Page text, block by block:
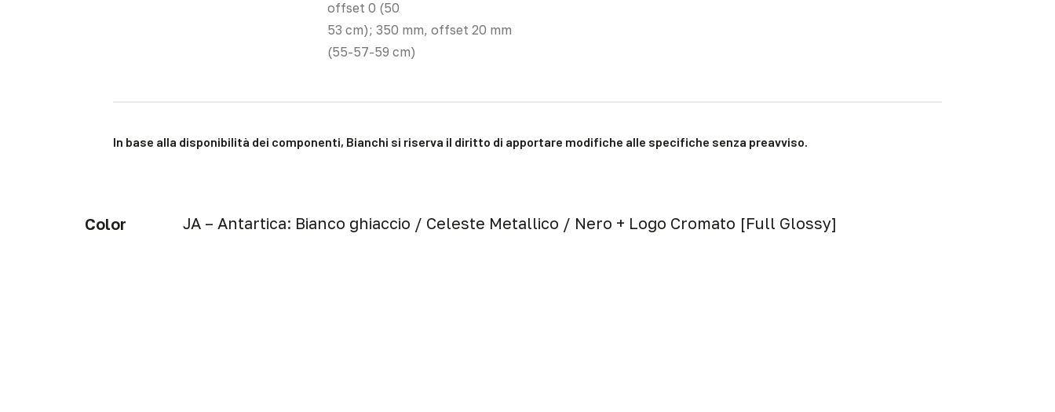
offset 0 (50
53 cm); 350 mm, offset 20 mm
(55-57-59 cm)
In base alla disponibilità dei componenti, Bianchi si riserva il diritto di apportare modifiche alle specifiche senza preavviso.
Color JA – Antartica: Bianco ghiaccio / Celeste Metallico / Nero + Logo Cromato [Full Glossy]